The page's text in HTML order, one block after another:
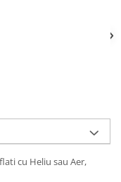
cu Heliu sau Aer,